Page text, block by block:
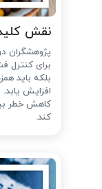
نقش
پژوهشگران
برای کنترل
بلکه باید
افزایش
کاهش خطر
کند.